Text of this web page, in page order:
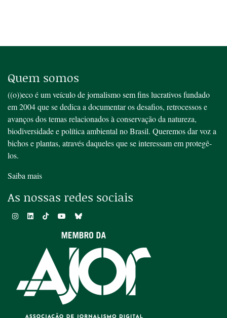
Quem somos
((o))eco é um veículo de jornalismo sem fins lucrativos fundado
em 2004 que se dedica a documentar os desafios, retrocessos e
avanços dos temas relacionados à conservação da natureza,
biodiversidade e política ambiental no Brasil. Queremos dar voz a
bichos e plantas, através daqueles que se interessam em protegê-
los.
Saiba mais
As nossas redes sociais